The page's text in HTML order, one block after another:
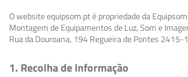
O website equipsom.pt é propriedade da
Montagem de Equipamentos de Luz, Som e
Rua da Douroana, 194 Regueira de Pontes 2415-
1. Recolha de Informação